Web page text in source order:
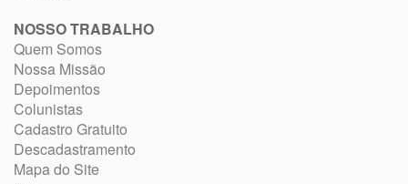
NOSSO TRABALHO
Quem Somos
Nossa Missão
Depoimentos
Colunistas
Cadastro Gratuito
Descadastramento
Mapa do Site